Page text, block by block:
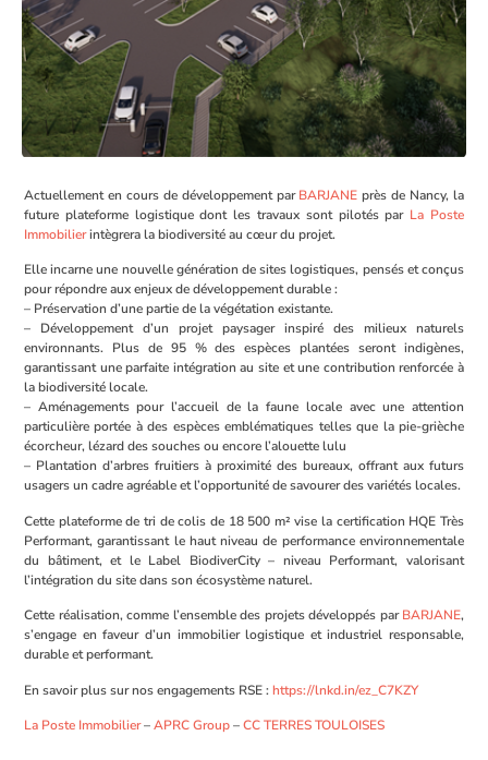
Actuellement en cours de développement parBARJANE près de Nancy, la
future plateforme logistique dont les travaux sont pilotés par La Poste
Immobilierintègrera la biodiversité au cœur du projet.
Elle incarne une nouvelle génération de sites logistiques, pensés et conçus
pour répondre aux enjeux de développement durable :
– Préservation d’une partie de la végétation existante.
– Développement d’un projet paysager inspiré des milieux naturels
environnants. Plus de 95 % des espèces plantées seront indigènes,
garantissant une parfaite intégration au site et une contribution renforcée à
la biodiversité locale.
– Aménagements pour l’accueil de la faune locale avec une attention
particulière portée à des espèces emblématiques telles que la pie-grièche
écorcheur, lézard des souches ou encore l’alouette lulu
– Plantation d’arbres fruitiers à proximité des bureaux, offrant aux futurs
usagers un cadre agréable et l’opportunité de savourer des variétés locales.
Cette plateforme de tri de colis de 18 500 m² vise la certification HQE Très
Performant, garantissant le haut niveau de performance environnementale
du bâtiment, et le Label BiodiverCity – niveau Performant, valorisant
l’intégration du site dans son écosystème naturel.
Cette réalisation, comme l’ensemble des projets développés parBARJANE,
s’engage en faveur d’un immobilier logistique et industriel responsable,
durable et performant.
En savoir plus sur nos engagements RSE :https://lnkd.in/ez_C7KZY
La Poste Immobilier–APRC Group–CC TERRES TOULOISES